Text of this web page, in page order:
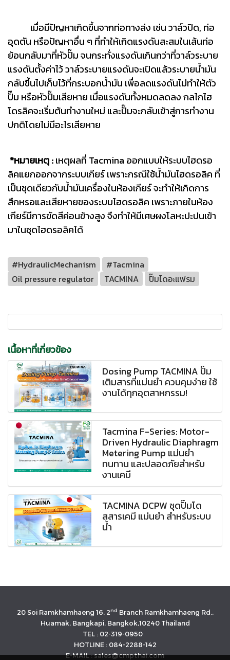
เมื่อมีปัญหาเกิดขึ้นจากท่อทางส่ง เช่น วาล์วปิด, ท่อ
อุดตัน หรือปัญหาอื่น ๆ ที่ทำให้เกิดแรงดันสะสมในเส้นท่อ
ย้อนกลับมาที่หัวปั๊ม จนกระทั่งแรงดันเกินกว่าที่วาล์วระบาย
แรงดันตั้งค่าไว้ วาล์วระบายแรงดันจะเปิดแล้วระบายน้ำมัน
กลับขึ้นไปเก็บไว้ที่กระบอกน้ำมัน เพื่อลดแรงดันไม่ทำให้ตัว
ปั๊ม หรือหัวปั๊มเสียหาย เมื่อแรงดันทั้งหมดลดลง กลไกไฮ
โดรลิคจะเริ่มต้นทำงานใหม่ และปั๊มจะกลับเข้าสู่การทำงาน
ปกติโดยไม่มีอะไรเสียหาย
*หมายเหตุ :เหตุผลที่ Tacmina ออกแบบให้ระบบไฮดรอ
ลิคแยกออกจากระบบเกียร์ เพราะกรณีใช้น้ำมันไฮดรอลิค ที่
เป็นชุดเดียวกับน้ำมันเครื่องในห้องเกียร์ จะทำให้เกิดการ
สึกหรอและเสียหายของระบบไฮดรอลิค เพราะภายในห้อง
เกียร์มีการขัดสีค่อนข้างสูง จึงทำให้มีเศษผงโลหะปะปนเข้า
มาในชุดไฮดรอลิคได้
#HydraulicMechanism
#Tacmina
Oil pressure regulator
TACMINA ปั๊มไดอะแฟรม
เนื้อหาที่เกี่ยวข้อง
Dosing Pump TACMINA ปั๊ม
เติมสารที่แม่นยำ ควบคุมง่าย ใช้
งานได้ทุกอุตสาหกรรม!
Tacmina F-Series: Motor-
Driven Hydraulic Diaphragm
Metering Pump แม่นยำ
ทนทาน และปลอดภัยสำหรับ
งานเคมี
TACMINA DCPW ชุดปั๊มโด
สสารเคมี แม่นยำ สำหรับระบบ
น้ำ
20 Soi Ramkhamhaeng 16, 2nd Branch Ramkhamhaeng Rd.,
Huamak, Bangkapi, Bangkok,10240 Thailand
TEL : 02-319-0950
HOTLINE : 084-2288-142
E-MAIL : sales@cmpthai.com